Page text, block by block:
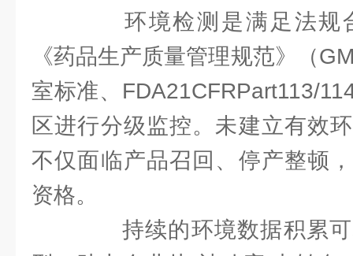
环境检测是满足法规
《药品生产质量管理规范》（
室标准、FDA21CFRPart113/
区进行分级监控。未建立有效
不仅面临产品召回、停产整顿
资格。
持续的环境数据积累可